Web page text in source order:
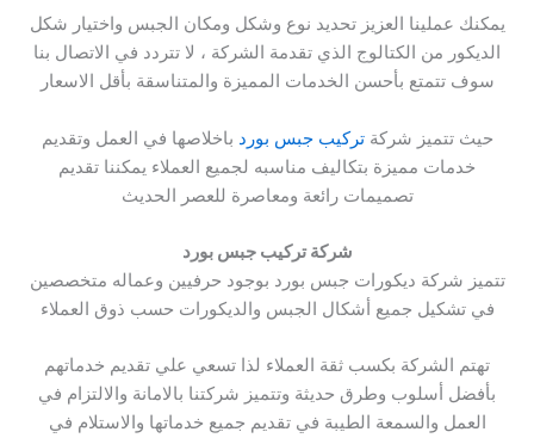
يمكنك عملينا العزيز تحديد نوع وشكل ومكان الجبس واختيار شكل
الديكور من الكتالوج الذي تقدمة الشركة ، لا تتردد في الاتصال بنا
سوف تتمتع بأحسن الخدمات المميزة والمتناسقة بأقل الاسعار
حيث تتميز شركة تركيب جبس بورد باخلاصها في العمل وتقديم
خدمات مميزة بتكاليف مناسبه لجميع العملاء يمكننا تقديم
تصميمات رائعة ومعاصرة للعصر الحديث
شركة تركيب جبس بورد
تتميز شركة ديكورات جبس بورد بوجود حرفيين وعماله متخصصين
في تشكيل جميع أشكال الجبس والديكورات حسب ذوق العملاء
تهتم الشركة بكسب ثقة العملاء لذا تسعي علي تقديم خدماتهم
بأفضل أسلوب وطرق حديثة وتتميز شركتنا بالامانة والالتزام في
العمل والسمعة الطيبة في تقديم جميع خدماتها والاستلام في